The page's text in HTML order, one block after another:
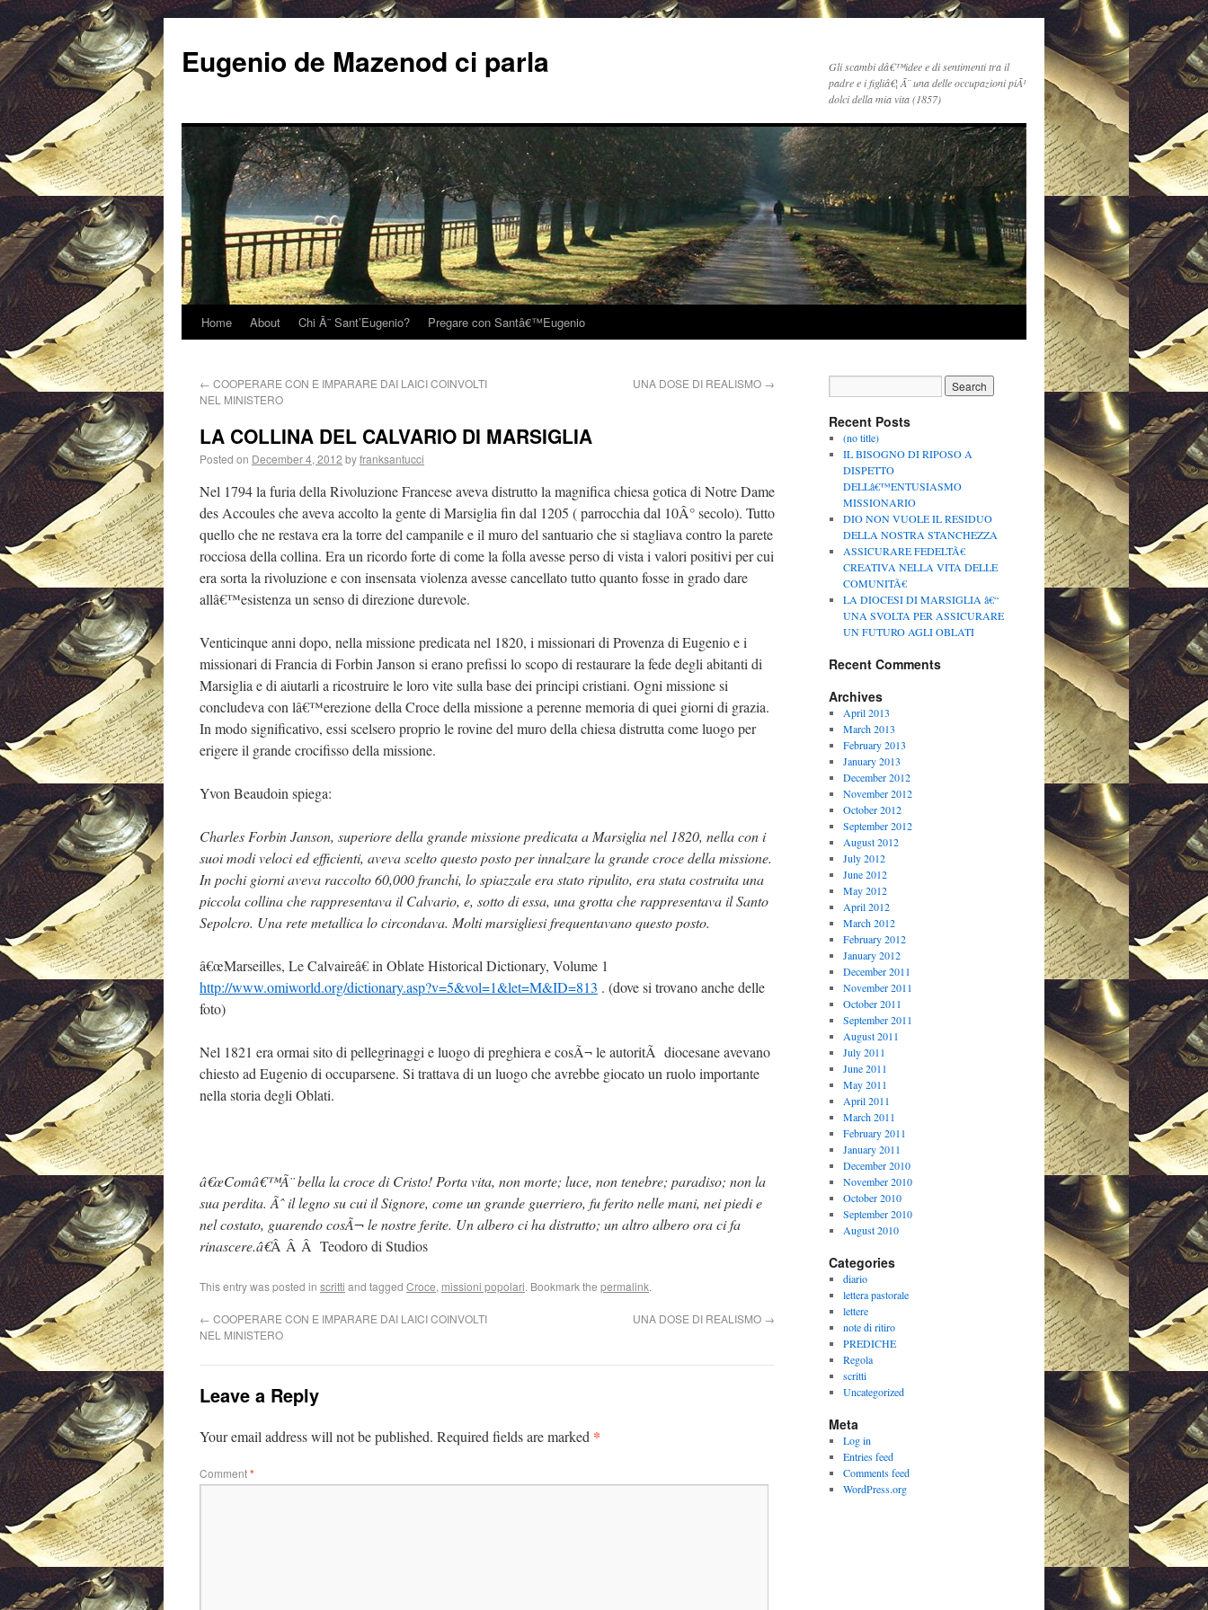
Eugenio de Mazenod ci parla
Gli scambi dâ€™idee e di sentimenti tra il
padre e i figliâ€¦ Ã¨ una delle occupazioni piÃ¹
dolci della mia vita (1857)
Home About Chi Ã¨ Sant’Eugenio? Pregare con Santâ€™Eugenio
← COOPERARE CON E IMPARARE DAI LAICI COINVOLTI
NEL MINISTERO
UNA DOSE DI REALISMO →
LA COLLINA DEL CALVARIO DI MARSIGLIA
Posted on December 4, 2012 byfranksantucci
Nel 1794 la furia della Rivoluzione Francese aveva distrutto la magnifica chiesa gotica di Notre Dame
des Accoules che aveva accolto la gente di Marsiglia fin dal 1205 ( parrocchia dal 10Â° secolo). Tutto
quello che ne restava era la torre del campanile e il muro del santuario che si stagliava contro la parete
rocciosa della collina. Era un ricordo forte di come la folla avesse perso di vista i valori positivi per cui
era sorta la rivoluzione e con insensata violenza avesse cancellato tutto quanto fosse in grado dare
allâ€™esistenza un senso di direzione durevole.
Venticinque anni dopo, nella missione predicata nel 1820, i missionari di Provenza di Eugenio e i
missionari di Francia di Forbin Janson si erano prefissi lo scopo di restaurare la fede degli abitanti di
Marsiglia e di aiutarli a ricostruire le loro vite sulla base dei principi cristiani. Ogni missione si
concludeva con lâ€™erezione della Croce della missione a perenne memoria di quei giorni di grazia.
In modo significativo, essi scelsero proprio le rovine del muro della chiesa distrutta come luogo per
erigere il grande crocifisso della missione.
Yvon Beaudoin spiega:
Charles Forbin Janson, superiore della grande missione predicata a Marsiglia nel 1820, nella con i
suoi modi veloci ed efficienti, aveva scelto questo posto per innalzare la grande croce della missione.
In pochi giorni aveva raccolto 60,000 franchi, lo spiazzale era stato ripulito, era stata costruita una
piccola collina che rappresentava il Calvario, e, sotto di essa, una grotta che rappresentava il Santo
Sepolcro. Una rete metallica lo circondava. Molti marsigliesi frequentavano questo posto.
â€œMarseilles, Le Calvaireâ€ in Oblate Historical Dictionary, Volume 1
http://www.omiworld.org/dictionary.asp?v=5&vol=1&let=M&ID=813 . (dove si trovano anche delle
foto)
Nel 1821 era ormai sito di pellegrinaggi e luogo di preghiera e cosÃ¬ le autoritÃ diocesane avevano
chiesto ad Eugenio di occuparsene. Si trattava di un luogo che avrebbe giocato un ruolo importante
nella storia degli Oblati.
â€œComâ€™Ã¨ bella la croce di Cristo! Porta vita, non morte; luce, non tenebre; paradiso; non la
sua perdita. Ãˆ il legno su cui il Signore, come un grande guerriero, fu ferito nelle mani, nei piedi e
nel costato, guarendo cosÃ¬ le nostre ferite. Un albero ci ha distrutto; un altro albero ora ci fa
rinascere.â€Â Â Â Teodoro di Studios
This entry was posted in scritti and tagged Croce, missioni popolari. Bookmark the permalink.
← COOPERARE CON E IMPARARE DAI LAICI COINVOLTI
NEL MINISTERO
UNA DOSE DI REALISMO →
Leave a Reply
Your email address will not be published. Required fields are marked *
Comment*
Recent Posts
(no title)
IL BISOGNO DI RIPOSO A
DISPETTO
DELLâ€™ENTUSIASMO
MISSIONARIO
DIO NON VUOLE IL RESIDUO
DELLA NOSTRA STANCHEZZA
ASSICURARE FEDELTÃ€
CREATIVA NELLA VITA DELLE
COMUNITÃ€
LA DIOCESI DI MARSIGLIA â€“
UNA SVOLTA PER ASSICURARE
UN FUTURO AGLI OBLATI
Recent Comments
Archives
April 2013
March 2013
February 2013
January 2013
December 2012
November 2012
October 2012
September 2012
August 2012
July 2012
June 2012
May 2012
April 2012
March 2012
February 2012
January 2012
December 2011
November 2011
October 2011
September 2011
August 2011
July 2011
June 2011
May 2011
April 2011
March 2011
February 2011
January 2011
December 2010
November 2010
October 2010
September 2010
August 2010
Categories
diario
lettera pastorale
lettere
note di ritiro
PREDICHE
Regola
scritti
Uncategorized
Meta
Log in
Entries feed
Comments feed
WordPress.org